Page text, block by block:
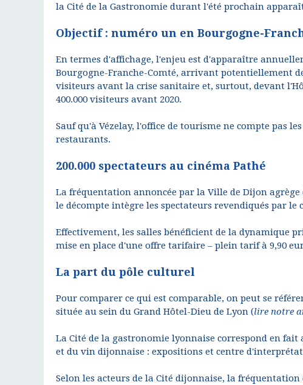
la Cité de la Gastronomie durant l'été prochain
Objectif : numéro un en Bourgogne-
En termes d'affichage, l'enjeu est d'apparaître
Bourgogne-Franche-Comté, arrivant potentiellement
visiteurs avant la crise sanitaire et, surtout, devant
400.000 visiteurs avant 2020.
Sauf qu'à Vézelay, l'office de tourisme ne compte pas
restaurants.
200.000 spectateurs au cinéma Pathé
La fréquentation annoncée par la Ville de Dijon
le décompte intègre les spectateurs revendiqués par le
Effectivement, les salles bénéficient de la dynamique
mise en place d'une offre tarifaire – plein tarif à 9,90
La part du pôle culturel
Pour comparer ce qui est comparable, on peut se
située au sein du Grand Hôtel-Dieu de Lyon (lire notre
La Cité de la gastronomie lyonnaise correspond en
et du vin dijonnaise : expositions et centre
Selon les acteurs de la Cité dijonnaise, la